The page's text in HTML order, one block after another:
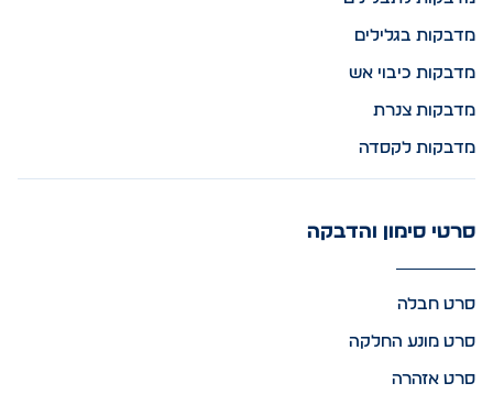
מדבקות בגלילים
מדבקות כיבוי אש
מדבקות צנרת
מדבקות לקסדה
סרטי סימון והדבקה
סרט חבלה
סרט מונע החלקה
סרט אזהרה